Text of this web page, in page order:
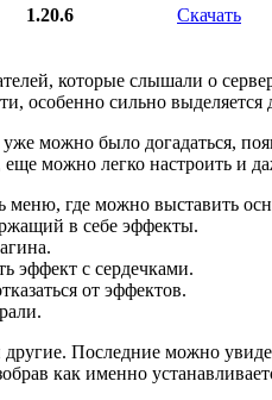
1.20.6
Скачать
которые слышали о
особенно сильно
можно было догадаться,
можно легко настроить и
меню, где можно выставить
в себе эффекты.
эффект с сердечками.
от эффектов.
Последние можно
как именно